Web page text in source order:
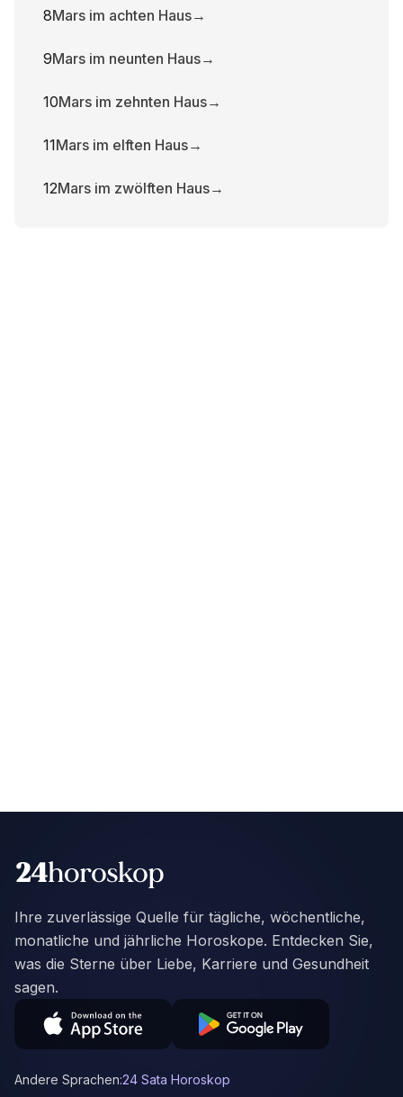
8Mars im achten Haus→
9Mars im neunten Haus→
10Mars im zehnten Haus→
11Mars im elften Haus→
12Mars im zwölften Haus→
Ihre zuverlässige Quelle für tägliche, wöchentliche,
monatliche und jährliche Horoskope. Entdecken Sie,
was die Sterne über Liebe, Karriere und Gesundheit
sagen.
Andere Sprachen:24 Sata Horoskop